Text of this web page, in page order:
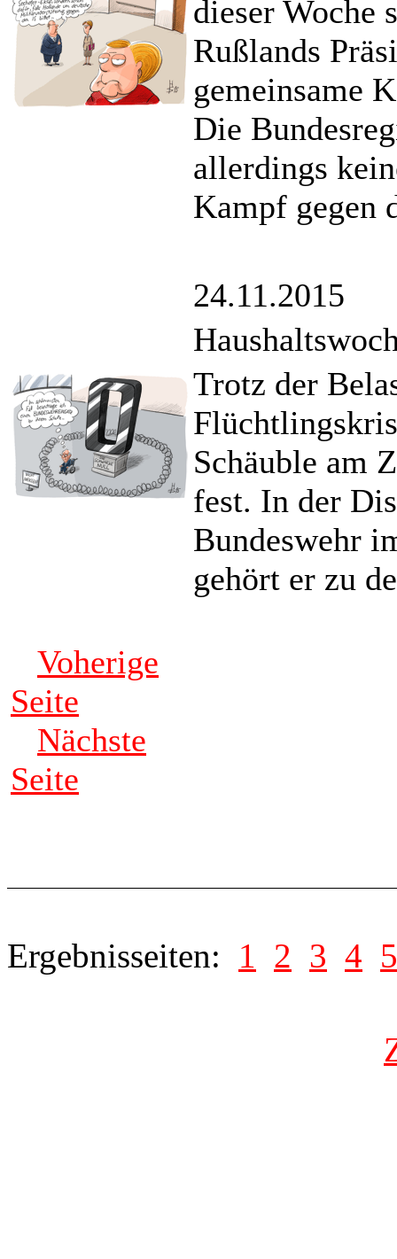
dieser Woche
Rußlands
gemeinsame
Die
allerdings
Kampf gegen
24.11.2015
Trotz der
Schäuble am
fest. In der
Bundeswehr
gehört er zu
Voherige
Seite
Nächste
Seite
Ergebnisseiten: 1 2 3 4 5